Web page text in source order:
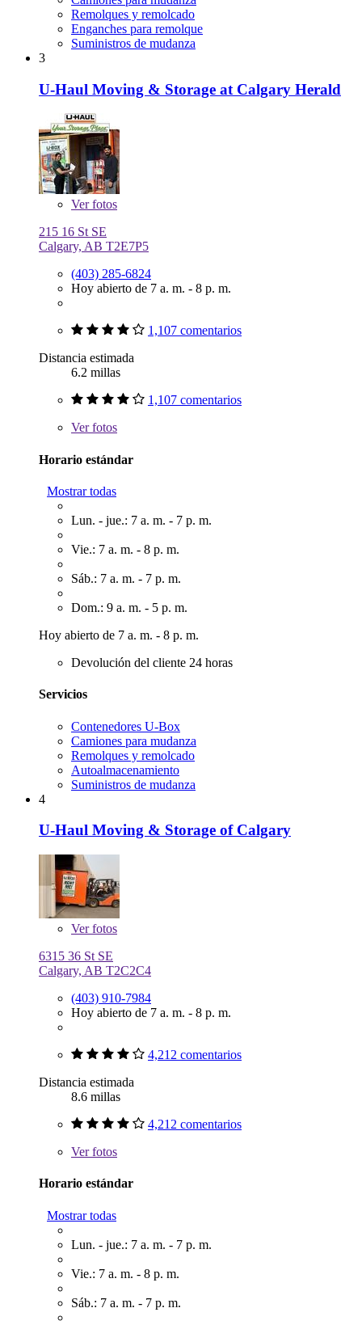
Remolques y remolcado
Enganches para remolque
Suministros de mudanza
3
U-Haul Moving & Storage at Calgary Herald
Verfotos
215 16 St SE
Calgary, AB T2E7P5
(403) 285-6824
Hoy abierto de 7 a. m. - 8 p. m.
1,107 comentarios
Distancia estimada
6.2 millas
1,107 comentarios
Verfotos
Horario estándar
Mostrar todas
Lun. - jue.: 7 a. m. - 7 p. m.
Vie.: 7 a. m. - 8 p. m.
Sáb.: 7 a. m. - 7 p. m.
Dom.: 9 a. m. - 5 p. m.
Hoy abierto de 7 a. m. - 8 p. m.
Devolución del cliente 24 horas
Servicios
Contenedores U-Box
Camiones para mudanza
Remolques y remolcado
Autoalmacenamiento
Suministros de mudanza
4
U-Haul Moving & Storage of Calgary
Verfotos
6315 36 St SE
Calgary, AB T2C2C4
(403) 910-7984
Hoy abierto de 7 a. m. - 8 p. m.
4,212 comentarios
Distancia estimada
8.6 millas
4,212 comentarios
Verfotos
Horario estándar
Mostrar todas
Lun. - jue.: 7 a. m. - 7 p. m.
Vie.: 7 a. m. - 8 p. m.
Sáb.: 7 a. m. - 7 p. m.